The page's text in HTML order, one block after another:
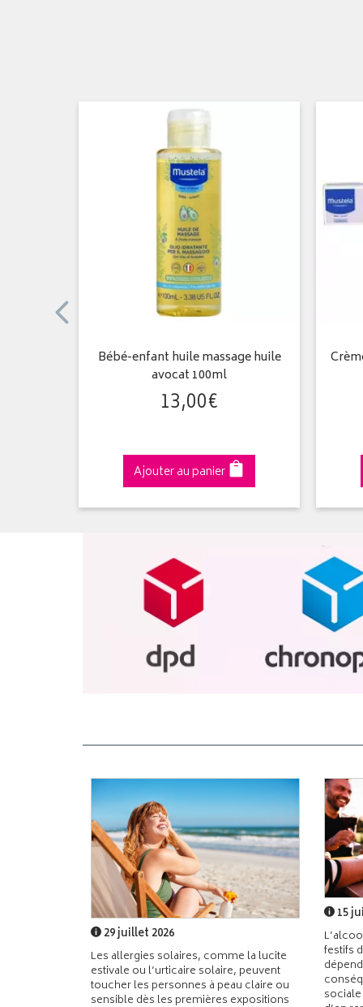
Bébé-enfant huile massage huile
avocat 100ml
13,00€
Ajouter au panier
29 juillet 2026
Les allergies solaires, comme la lucite
estivale ou l’urticaire solaire, peuvent
toucher les personnes à peau claire ou
sensible dès les premières expositions
15
festifs